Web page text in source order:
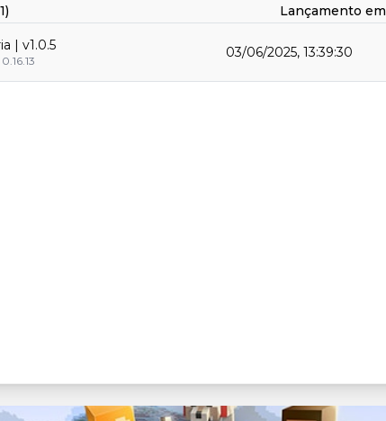
Lançamento em
| v1.0.5 03/06/2025, 13:39:30